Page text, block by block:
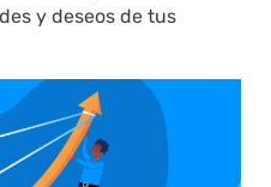
y deseos de tus